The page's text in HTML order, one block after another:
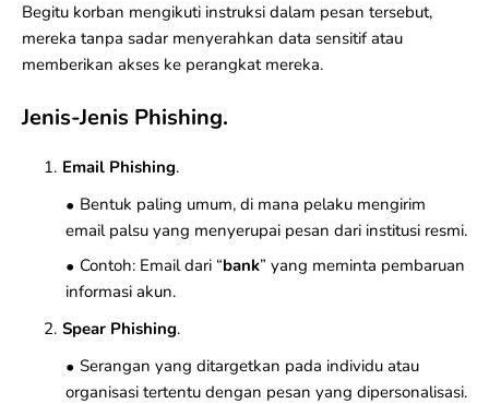
Begitu korban mengikuti instruksi dalam pesan tersebut,
mereka tanpa sadar menyerahkan data sensitif atau
memberikan akses ke perangkat mereka.
Jenis-Jenis Phishing.
Email Phishing.
Bentuk paling umum, di mana pelaku mengirim
email palsu yang menyerupai pesan dari institusi resmi.
Contoh: Email dari “bank” yang meminta pembaruan
informasi akun.
Spear Phishing.
Serangan yang ditargetkan pada individu atau
organisasi tertentu dengan pesan yang dipersonalisasi.